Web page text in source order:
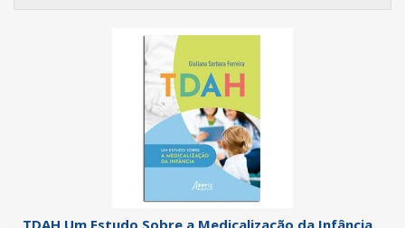
TDAH Um Estudo Sobre a Medicalização da Infância